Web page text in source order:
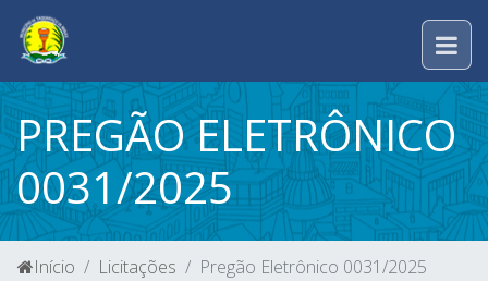
PREGÃO ELETRÔNICO
0031/2025
Início Licitações Pregão Eletrônico 0031/2025